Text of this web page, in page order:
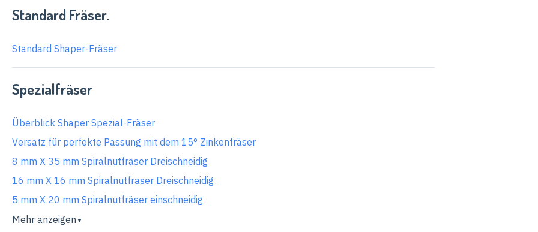
Standard Fräser.
Standard Shaper-Fräser
Spezialfräser
Überblick Shaper Spezial-Fräser
Versatz für perfekte Passung mit dem 15° Zinkenfräser
8 mm X 35 mm Spiralnutfräser Dreischneidig
16 mm X 16 mm Spiralnutfräser Dreischneidig
5 mm X 20 mm Spiralnutfräser einschneidig
Mehr anzeigen ▼